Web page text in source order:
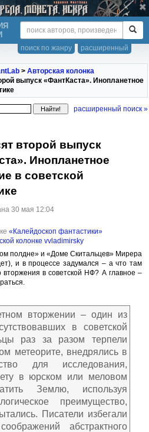
расширенный
поиск по жанру
> Авторская колонка
выпуск «ФантКаста». Инопланетное
расширенный поиск »
второй выпуск
Инопланетное
в советской
30 мая 12:04
«Калейдоскоп фантастики»
колонке vvladimirsky
полдне» и «Доме Скитальцев» Мирера
и в процессе задумался – а что там
в советской НФ? А главное –
вторжении – один из
в советской
раз за разом терпели
метеорите, внедрялись в
для исследования,
в юрском или меловом
Землю, используя
преимущество,
Писатели избегали
абстрактного